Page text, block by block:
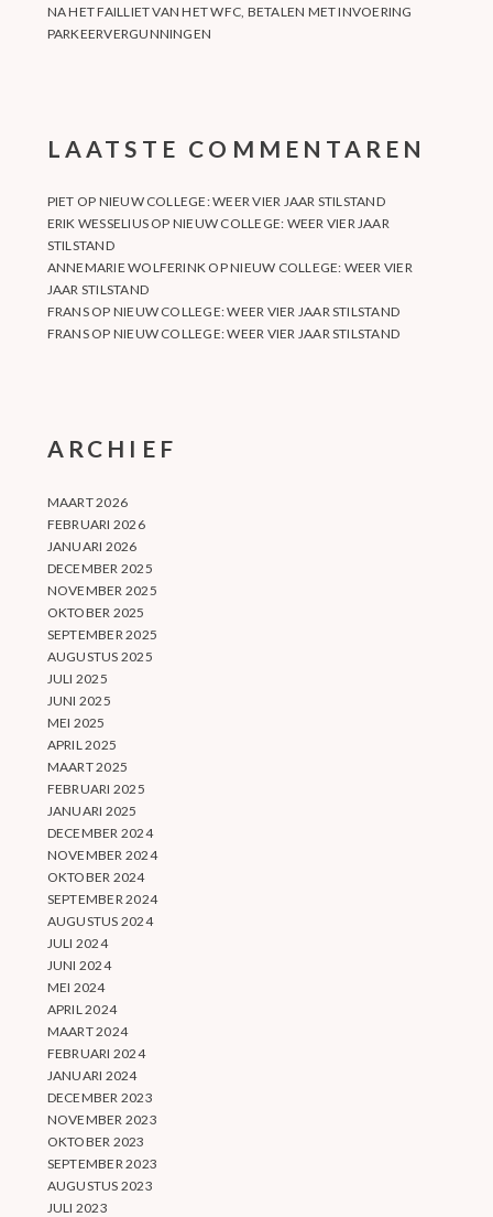
NA HET FAILLIET VAN HET WFC, BETALEN MET INVOERING
PARKEERVERGUNNINGEN
LAATSTE COMMENTAREN
PIET OP NIEUW COLLEGE: WEER VIER JAAR STILSTAND
ERIK WESSELIUS OP NIEUW COLLEGE: WEER VIER JAAR
STILSTAND
ANNEMARIE WOLFERINK OPNIEUW COLLEGE: WEER VIER
JAAR STILSTAND
FRANSOP NIEUW COLLEGE: WEER VIER JAAR STILSTAND
FRANSOP NIEUW COLLEGE: WEER VIER JAAR STILSTAND
ARCHIEF
MAART 2026
FEBRUARI 2026
JANUARI 2026
DECEMBER 2025
NOVEMBER 2025
OKTOBER 2025
SEPTEMBER 2025
AUGUSTUS 2025
JULI 2025
JUNI 2025
MEI 2025
APRIL 2025
MAART 2025
FEBRUARI 2025
JANUARI 2025
DECEMBER 2024
NOVEMBER 2024
OKTOBER 2024
SEPTEMBER 2024
AUGUSTUS 2024
JULI 2024
JUNI 2024
MEI 2024
APRIL 2024
MAART 2024
FEBRUARI 2024
JANUARI 2024
DECEMBER 2023
NOVEMBER 2023
OKTOBER 2023
SEPTEMBER 2023
AUGUSTUS 2023
JULI 2023